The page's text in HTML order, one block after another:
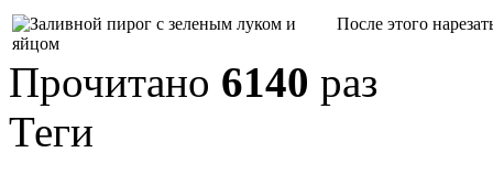
После этого
Прочитано 6140 раз
Теги